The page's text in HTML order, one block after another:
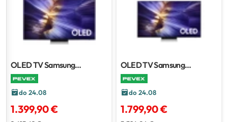
OLED TV Samsung
QE48S90FAEXXH
do 24.08
1.399,90 €
OLED TV Samsung
QE55S90FAEXXH
do 24.08
1.799,90 €